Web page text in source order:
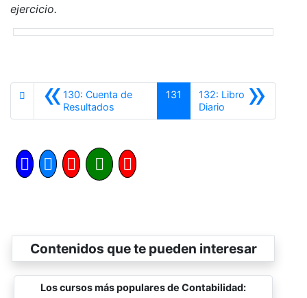
ejercicio.
«130: Cuenta de
Resultados
131 »
132: Libro
DiarioSiguiente
Contenidos que te pueden interesar
Los cursos más populares de Contabilidad: